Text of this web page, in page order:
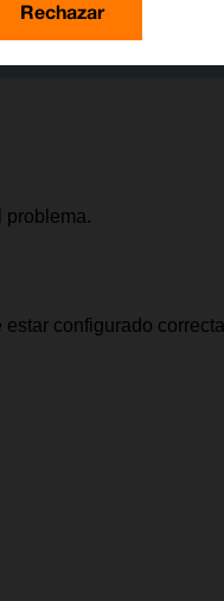
problema.
configurado
Rechazar